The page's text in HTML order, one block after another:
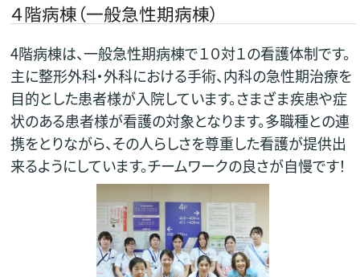
４階病棟（一般急性期病棟）
4階病棟は、一般急性期病棟で１０対１の看護体制です。
主に整形外科・外科における手術、内科の急性期治療を
目的とした患者様が入院しています。さまざま疾患や症
状のある患者様が看護の対象となります。多職種との連
携をとりながら、その人らしさを尊重した看護が提供出
来るようにしています。チームワークの良さが自慢です！